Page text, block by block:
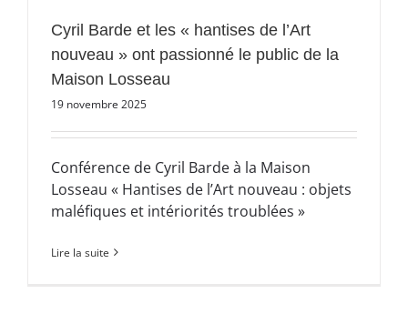
Cyril Barde et les « hantises de l’Art
nouveau » ont passionné le public de la
Maison Losseau
19 novembre 2025
Conférence de Cyril Barde à la Maison
Losseau « Hantises de l’Art nouveau : objets
maléfiques et intériorités troublées »
Lire la suite